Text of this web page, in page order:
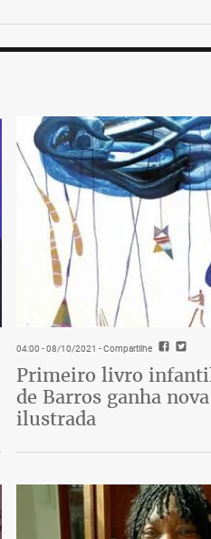
04:00 - 08/10/2021 - Compartilhe
Primeiro livro
de Barros ganha
ilustrada